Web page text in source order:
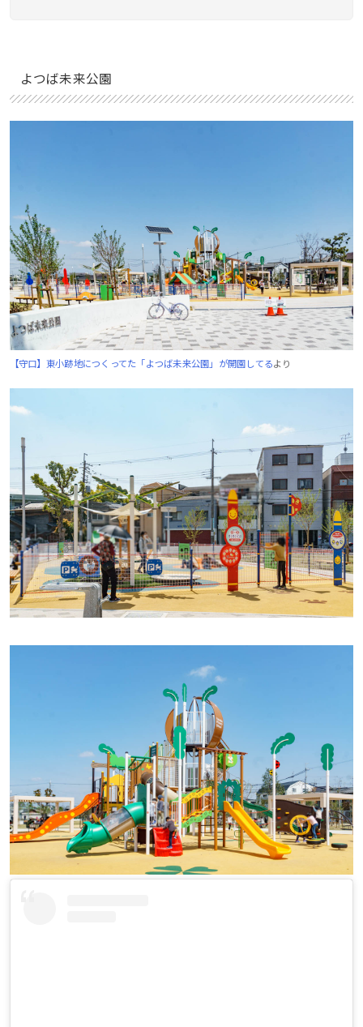
よつば未来公園
【守口】東小跡地につくってた「よつば未来公園」が開園してるより